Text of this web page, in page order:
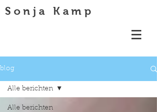
Sonja Kamp
blog
Alle berichten
Alle berichten